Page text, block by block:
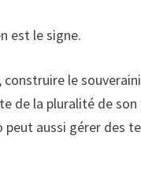
est le signe.
le
de la pluralité de
aussi gérer des